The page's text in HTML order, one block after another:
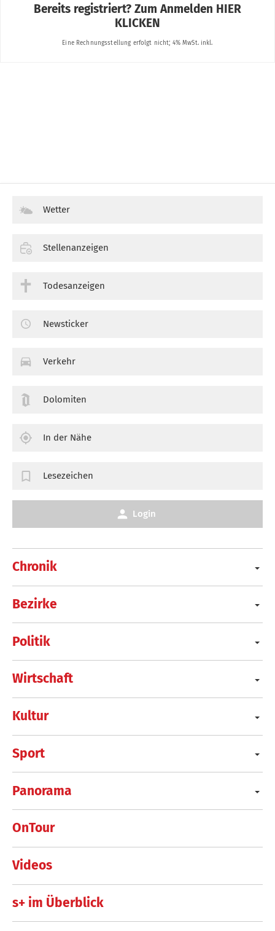
Chronik
Bezirke
Politik
Wirtschaft
Kultur
Sport
Panorama
OnTour
Videos
s+ im Überblick
Wetter
Stellenanzeigen
Todesanzeigen
Newsticker
Verkehr
Dolomiten
In der Nähe
Lesezeichen
Login